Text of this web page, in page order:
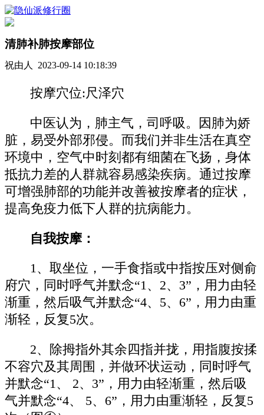
清肺补肺按摩部位
祝由人 2023-09-14 10:18:39
按摩穴位:尺泽穴
中医认为，肺主气，司呼吸。因肺为娇
脏，易受外部邪侵。而我们并非生活在真空
环境中，空气中时刻都有细菌在飞扬，身体
抵抗力差的人群就容易感染疾病。通过按摩
可增强肺部的功能并改善被按摩者的症状，
提高免疫力低下人群的抗病能力。
自我按摩：
1、取坐位，一手食指或中指按压对侧俞
府穴，同时呼气并默念“1、2、3”，用力由轻
渐重，然后吸气并默念“4、5、6”，用力由重
渐轻，反复5次。
2、除拇指外其余四指并拢，用指腹按揉
不容穴及其周围，并做环状运动，同时呼气
并默念“1、 2、3”，用力由轻渐重，然后吸
气并默念“4、 5、6”，用力由重渐轻，反复5